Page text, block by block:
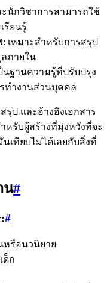
ะนักวิชาการสามารถใช้
รียนรู้
: เหมาะสำหรับการสรุป
ภายใน
นฐานความรู้ที่ปรับปรุง
ทำงานส่วนบุคคล
ป และอ้างอิงเอกสาร
หรับผู้สร้างที่มุ่งหวังที่จะ
นเทียบไม่ได้เลยกับสิ่งที่
น#
#
หรือนวนิยาย
ด็ก